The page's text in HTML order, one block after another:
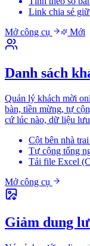
Link chia sẻ
Mở công cụ
Mới
Danh sách
Quản lý khách mời
bàn, tiền mừng, tự
cứ lúc nào, dữ liệu
Cột bên nhà
Tự cộng tổng
Tải file Excel
Mở công cụ
Giảm dung